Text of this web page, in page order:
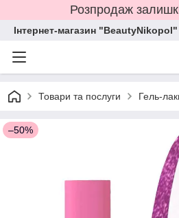
Розпродаж
Інтернет-магазин "BeautyNikopol"
Товари та послуги Гель-
–50%